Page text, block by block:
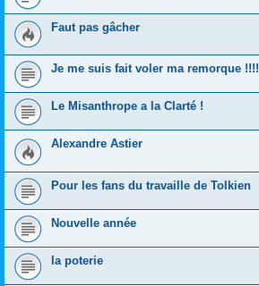
Faut pas gâcher
Je me suis fait voler ma remorque !!!!
Le Misanthrope a la Clarté !
Alexandre Astier
Pour les fans du travaille de Tolkien
Nouvelle année
la poterie